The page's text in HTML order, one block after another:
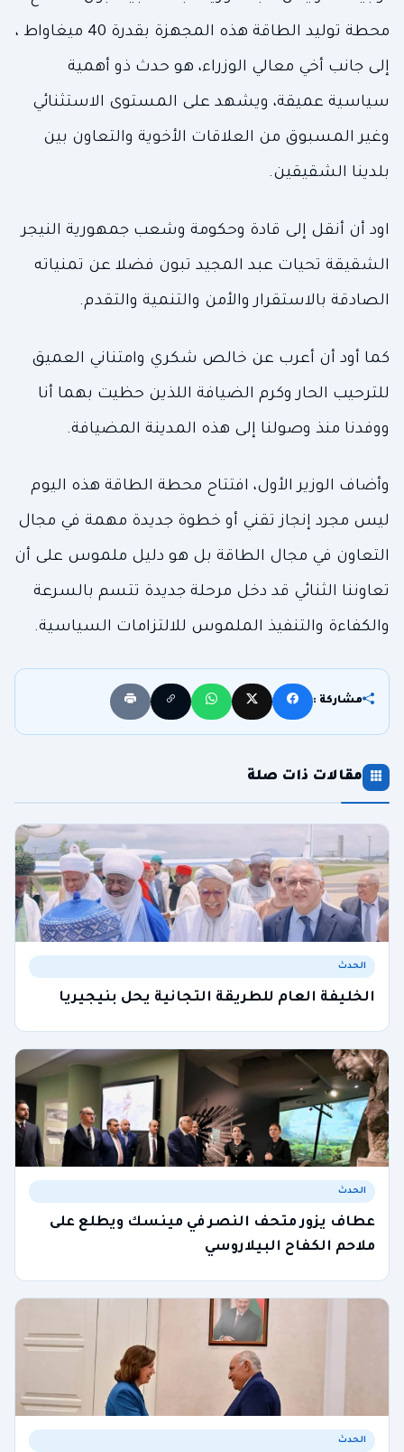
محطة توليد الطاقة هذه المجهزة بقدرة 40 ميغاواط ،
إلى جانب أخي معالي الوزراء، هو حدث ذو أهمية
سياسية عميقة، ويشهد على المستوى الاستثنائي
وغير المسبوق من العلاقات الأخوية والتعاون بين
بلدينا الشقيقين.
اود أن أنقل إلى قادة وحكومة وشعب جمهورية النيجر
الشقيقة تحيات عبد المجيد تبون فضلا عن تمنياته
الصادقة بالاستقرار والأمن والتنمية والتقدم.
كما أود أن أعرب عن خالص شكري وامتناني العميق
للترحيب الحار وكرم الضيافة اللذين حظيت بهما أنا
ووفدنا منذ وصولنا إلى هذه المدينة المضيافة.
وأضاف الوزير الأول، افتتاح محطة الطاقة هذه اليوم
ليس مجرد إنجاز تقني أو خطوة جديدة مهمة في مجال
التعاون في مجال الطاقة بل هو دليل ملموس على أن
تعاوننا الثنائي قد دخل مرحلة جديدة تتسم بالسرعة
والكفاءة والتنفيذ الملموس للالتزامات السياسية.
مشاركة :
مقالات ذات صلة
الحدث
الخليفة العام للطريقة التجانية يحل بنيجيريا
الحدث
عطاف يزور متحف النصر في مينسك ويطلع على
ملاحم الكفاح البيلاروسي
الحدث